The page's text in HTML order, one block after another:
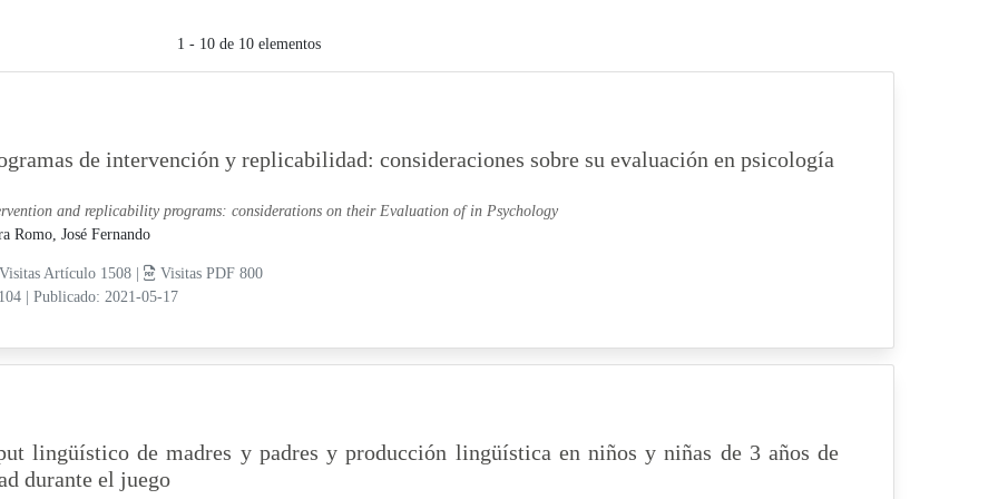
1 - 10 de 10 elementos
de intervención y replicabilidad: consideraciones sobre su evaluación en psicología
and replicability programs: considerations on their Evaluation of in Psychology
Romo, José Fernando
Artículo 1508 |
Visitas PDF 800
Publicado: 2021-05-17
lingüístico de madres y padres y producción lingüística en niños y niñas de 3 años de
durante el juego